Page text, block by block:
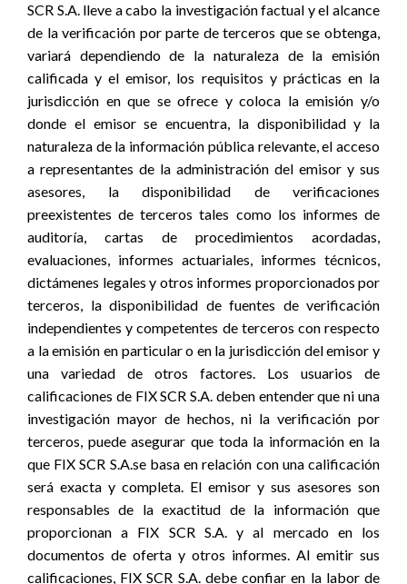
SCR S.A. lleve a cabo la investigación factual y el alcance
de la verificación por parte de terceros que se obtenga,
variará dependiendo de la naturaleza de la emisión
calificada y el emisor, los requisitos y prácticas en la
jurisdicción en que se ofrece y coloca la emisión y/o
donde el emisor se encuentra, la disponibilidad y la
naturaleza de la información pública relevante, el acceso
a representantes de la administración del emisor y sus
asesores, la disponibilidad de verificaciones
preexistentes de terceros tales como los informes de
auditoría, cartas de procedimientos acordadas,
evaluaciones, informes actuariales, informes técnicos,
dictámenes legales y otros informes proporcionados por
terceros, la disponibilidad de fuentes de verificación
independientes y competentes de terceros con respecto
a la emisión en particular o en la jurisdicción del emisor y
una variedad de otros factores. Los usuarios de
calificaciones de FIX SCR S.A. deben entender que ni una
investigación mayor de hechos, ni la verificación por
terceros, puede asegurar que toda la información en la
que FIX SCR S.A.se basa en relación con una calificación
será exacta y completa. El emisor y sus asesores son
responsables de la exactitud de la información que
proporcionan a FIX SCR S.A. y al mercado en los
documentos de oferta y otros informes. Al emitir sus
calificaciones, FIX SCR S.A. debe confiar en la labor de